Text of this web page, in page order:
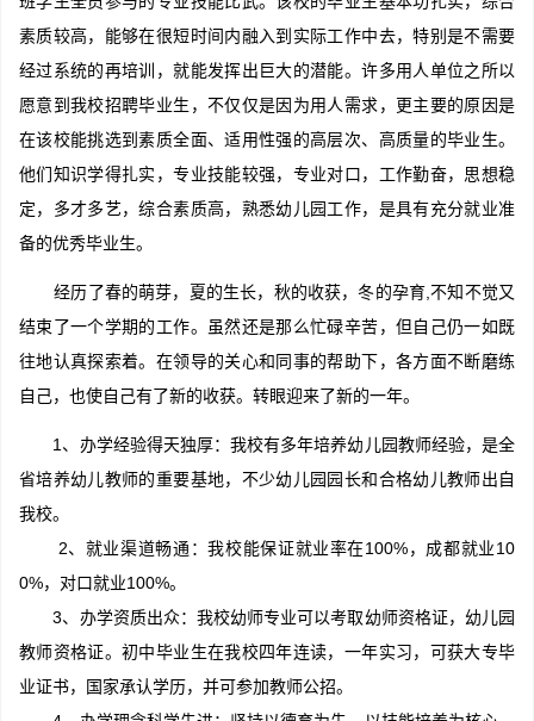
素质较高，能够在很短时间内融入到实际工作中去，特别是不需要
经过系统的再培训，就能发挥出巨大的潜能。许多用人单位之所以
愿意到我校招聘毕业生，不仅仅是因为用人需求，更主要的原因是
在该校能挑选到素质全面、适用性强的高层次、高质量的毕业生。
他们知识学得扎实，专业技能较强，专业对口，工作勤奋，思想稳
定，多才多艺，综合素质高，熟悉幼儿园工作，是具有充分就业准
备的优秀毕业生。
经历了春的萌芽，夏的生长，秋的收获，冬的孕育,不知不觉又
结束了一个学期的工作。虽然还是那么忙碌辛苦，但自己仍一如既
往地认真探索着。在领导的关心和同事的帮助下，各方面不断磨练
自己，也使自己有了新的收获。转眼迎来了新的一年。
1、办学经验得天独厚：我校有多年培养幼儿园教师经验，是全
省培养幼儿教师的重要基地，不少幼儿园园长和合格幼儿教师出自
我校。
2、就业渠道畅通：我校能保证就业率在100%，成都就业10
0%，对口就业100%。
3、办学资质出众：我校幼师专业可以考取幼师资格证，幼儿园
教师资格证。初中毕业生在我校四年连读，一年实习，可获大专毕
业证书，国家承认学历，并可参加教师公招。